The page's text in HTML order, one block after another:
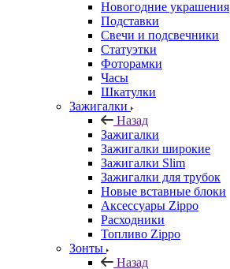
Новогодние украшения
Подставки
Свечи и подсвечники
Статуэтки
Фоторамки
Часы
Шкатулки
Зажигалки
Назад
Зажигалки
Зажигалки широкие
Зажигалки Slim
Зажигалки для трубок
Новые вставные блоки
Аксессуары Zippo
Расходники
Топливо Zippo
Зонты
Назад